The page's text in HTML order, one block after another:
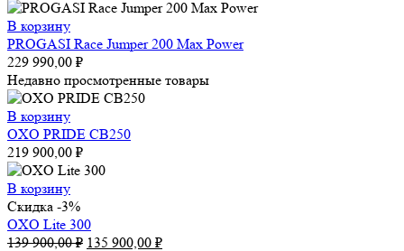
В корзину
PROGASI Race Jumper 200 Max Power
229 990,00 ₽
Недавно просмотренные товары
В корзину
OXO PRIDE CB250
219 900,00 ₽
В корзину
Скидка -3%
OXO Lite 300
139 900,00₽ Первоначальная
135 900,00 ₽Текущая